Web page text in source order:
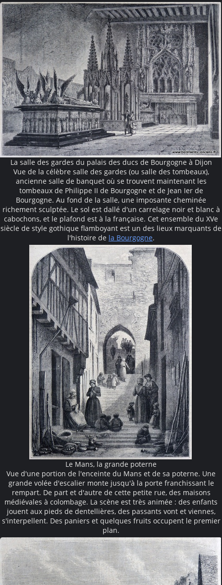
La salle des gardes du palais des ducs de Bourgogne à Dijon
Vue de la célèbre salle des gardes (ou salle des tombeaux),
ancienne salle de banquet où se trouvent maintenant les
tombeaux de Philippe II de Bourgogne et de Jean Ier de
Bourgogne. Au fond de la salle, une imposante cheminée
richement sculptée. Le sol est dallé d'un carrelage noir et blanc à
cabochons, et le plafond est à la française. Cet ensemble du XVe
siècle de style gothique flamboyant est un des lieux marquants de
l'histoire de la Bourgogne.
Le Mans, la grande poterne
Vue d'une portion de l'enceinte du Mans et de sa poterne. Une
grande volée d'escalier monte jusqu'à la porte franchissant le
rempart. De part et d'autre de cette petite rue, des maisons
médiévales à colombage. La scène est très animée : des enfants
jouent aux pieds de dentellières, des passants vont et viennes,
s'interpellent. Des paniers et quelques fruits occupent le premier
plan.